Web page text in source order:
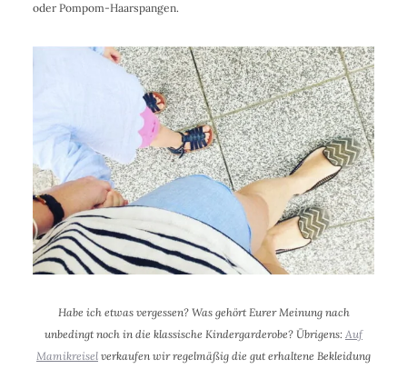
oder Pompom-Haarspangen.
Habe ich etwas vergessen? Was gehört Eurer Meinung nach
unbedingt noch in die klassische Kindergarderobe? Übrigens: Auf
Mamikreisel verkaufen wir regelmäßig die gut erhaltene Bekleidung